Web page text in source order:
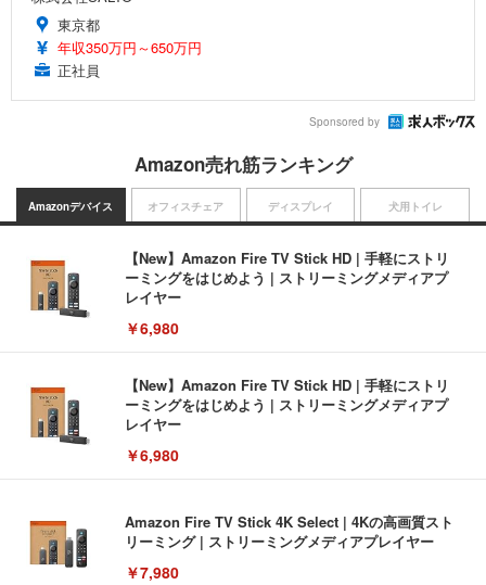
東京都
年収350万円～650万円
正社員
Sponsored by
Amazon売れ筋ランキング
Amazonデバイス
【New】Amazon Fire TV Stick HD | 手軽にストリ
ーミングをはじめよう | ストリーミングメディアプ
レイヤー
￥6,980
【New】Amazon Fire TV Stick HD | 手軽にストリ
ーミングをはじめよう | ストリーミングメディアプ
レイヤー
￥6,980
Amazon Fire TV Stick 4K Select | 4Kの高画質スト
リーミング | ストリーミングメディアプレイヤー
￥7,980
オフィスチェア ディスプレイ 犬用トイレ